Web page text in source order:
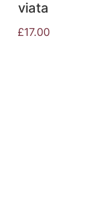
viata
£17.00